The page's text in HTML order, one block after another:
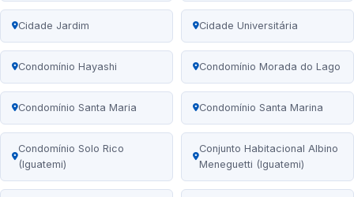
Cidade Jardim Cidade Universitária
Condomínio Hayashi Condomínio Morada do Lago
Condomínio Santa Maria Condomínio Santa Marina
Condomínio Solo Rico
(Iguatemi)
Conjunto Habitacional Albino
Meneguetti (Iguatemi)